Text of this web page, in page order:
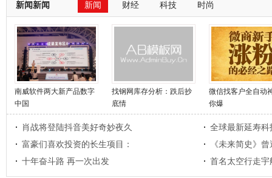
新闻新闻 新闻 财经 科技 时尚
南威软件两大新产品数字
中国
找钢网库存分析：跌后抄
底情
微信找客户全自动
你爆
肖战将登陆抖音美好奇妙夜久
全球最新延寿
富豪们喜欢投资的长生项目：
《未来简史》
十年奋斗路 再一次出发
首名太空行走